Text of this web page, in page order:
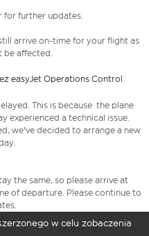
for further updates.
arrive on-time for your flight as
be affected.
easyJet Operations Control
This is because the plane
experienced a technical issue.
we've decided to arrange a new
the same, so please arrive at
of departure. Please continue to
w celu zobaczenia